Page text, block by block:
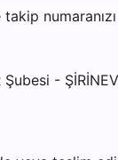
numaranızı
-